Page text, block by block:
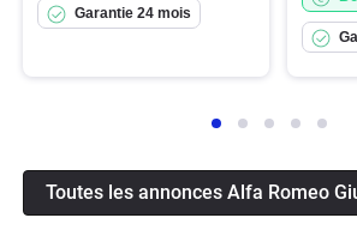
Garantie 24 mois
Toutes les annonces Alfa Romeo